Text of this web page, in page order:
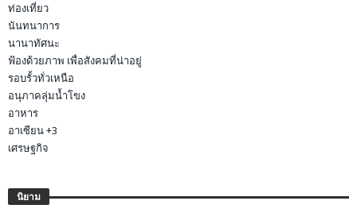
ท่องเที่ยว
นันทนาการ
นานาทัศนะ
ฟ้องด้วยภาพ เพื่อสังคมที่น่าอยู่
รอบรั้วทั่วเหนือ
อนุภาคลุ่มน้ำโขง
อาหาร
อาเซียน +3
เศรษฐกิจ
นิยาม